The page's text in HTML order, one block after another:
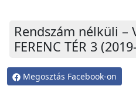
Rendszám nélküli –
FERENC TÉR 3
Megosztás Facebook-on